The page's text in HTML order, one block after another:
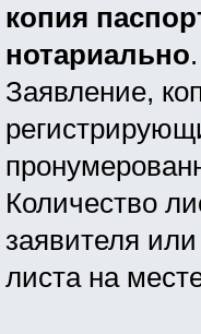
копия
нотариально.
Заявление,
Количество
заявителя
листа на